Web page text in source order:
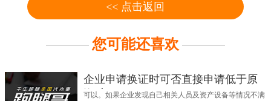
<< 点击返回
您可能还喜欢
企业申请换证时可否直接申请低于原
资质
可以。如果企业发现自己相关人员及资产设备等情况不满